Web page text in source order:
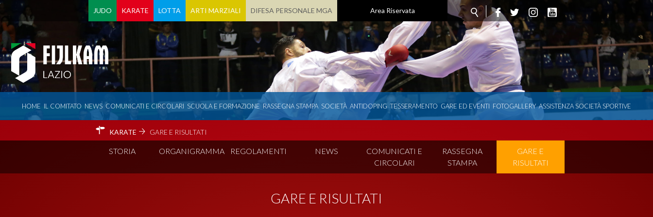
JUDO KARATE LOTTA ARTI MARZIALI DIFESA PERSONALE MGA Area Riservata
HOME IL COMITATO NEWS COMUNICATI E CIRCOLARI SCUOLA E FORMAZIONE RASSEGNA STAMPA SOCIETÀ ANTIDOPING TESSERAMENTO GARE ED EVENTI FOTOGALLERY ASSISTENZA SOCIETÀ SPORTIVE
KARATE GARE E RISULTATI
STORIA ORGANIGRAMMA REGOLAMENTI NEWS
COMUNICATI E
CIRCOLARI
RASSEGNA
STAMPA
GARE E
RISULTATI
GARE E RISULTATI